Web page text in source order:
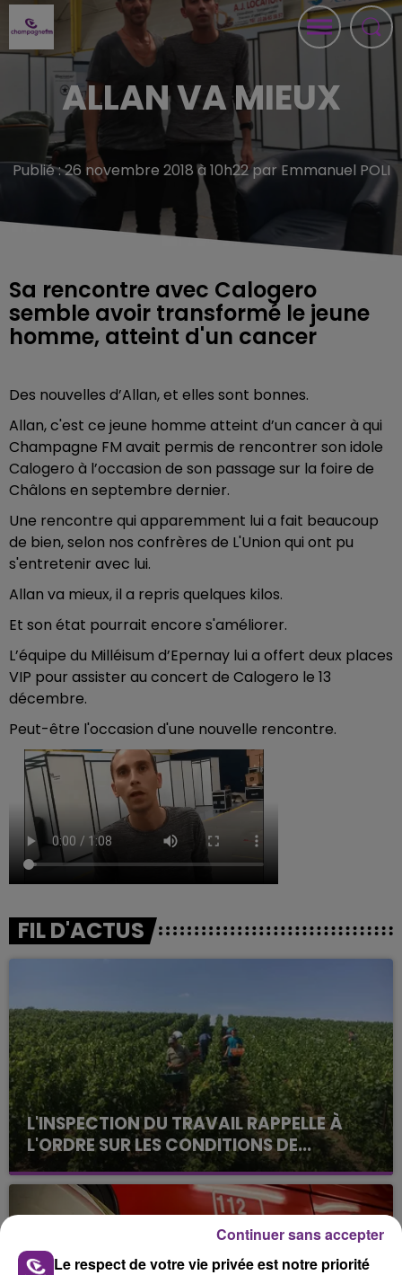
ALLAN VA MIEUX
Publié : 26 novembre 2018 à 10h22 par Emmanuel POLI
Sa rencontre avec Calogero
semble avoir transformé le jeune
homme, atteint d'un cancer
Des nouvelles d’Allan, et elles sont bonnes.
Allan, c'est ce jeune homme atteint d’un cancer à qui
Champagne FM avait permis de rencontrer son idole
Calogero à l’occasion de son passage sur la foire de
Châlons en septembre dernier.
Une rencontre qui apparemment lui a fait beaucoup
de bien, selon nos confrères de L'Union qui ont pu
s'entretenir avec lui.
Allan va mieux, il a repris quelques kilos.
Et son état pourrait encore s'améliorer.
L’équipe du Milléisum d’Epernay lui a offert deux places
VIP pour assister au concert de Calogero le 13
décembre.
Peut-être l'occasion d'une nouvelle rencontre.
FIL D'ACTUS
L'INSPECTION DU TRAVAIL RAPPELLE À
L'ORDRE SUR LES CONDITIONS DE...
Alors que les dates de début des vendange 2026
s'est avéré être plus précoce que prévu,
l'inspection du Travail en profite pour rappeler
Le respect de votre vie privée est notre priorité
Continuer sans accepter